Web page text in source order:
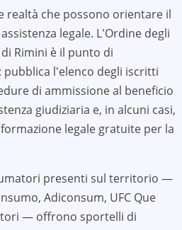
realtà che possono orientare il
legale. L'Ordine degli
Rimini è il punto di
l'elenco degli iscritti
di ammissione al beneficio
giudiziaria e, in alcuni casi,
legale gratuite per la
presenti sul territorio —
Adiconsum, UFC Que
— offrono sportelli di